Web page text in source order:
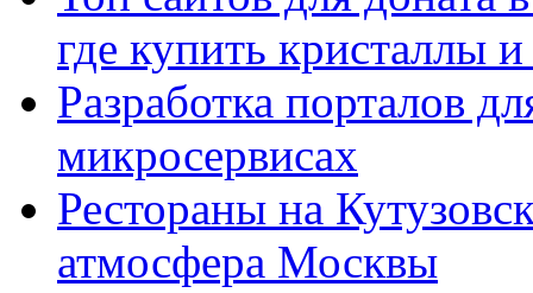
где купить кристаллы
Разработка порталов
микросервисах
Рестораны на
атмосфера Москвы